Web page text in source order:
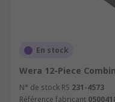
En stock
Wera 12-Piece
N° de stock RS 231-4573
Référence fabricant